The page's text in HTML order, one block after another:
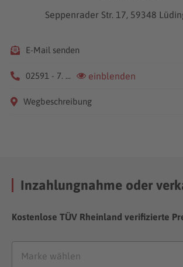
Seppenrader Str. 17, 59348
E-Mail senden
02591 - 7. ... einblenden
Wegbeschreibung
Inzahlungnahme oder
Kostenlose TÜV Rheinland verifizierte